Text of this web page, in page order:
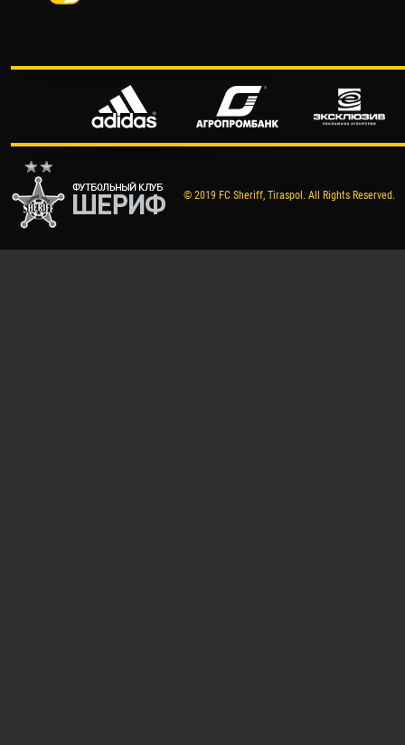
© 2019 FC Sheriff, Tiraspol. All Rights Reserved.